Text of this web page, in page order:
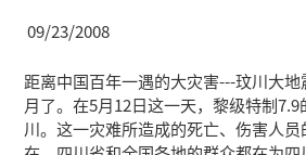
09/23/2008
距离中国百年一遇的大灾害---玟川大
月了。在5月12日这一天，黎级特制
川。这一灾难所造成的死亡、伤害人